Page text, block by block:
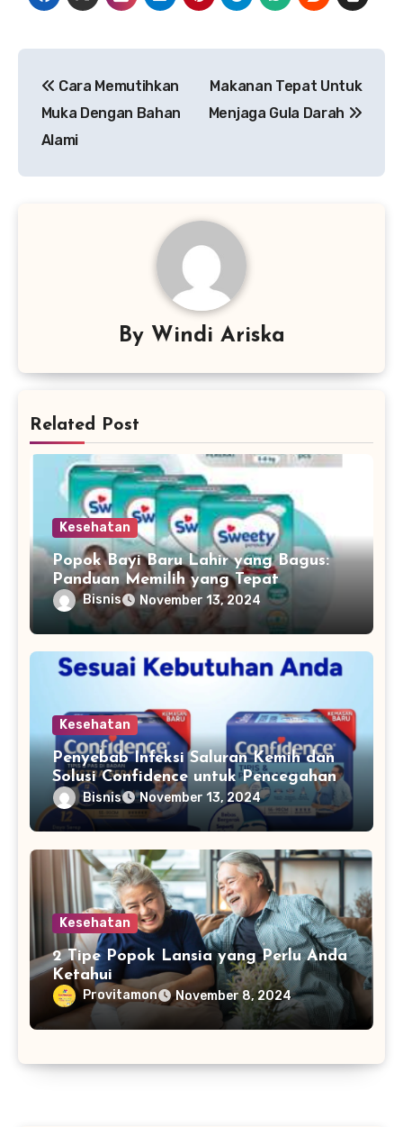
pos
Cara Memutihkan
Muka Dengan Bahan
Alami
Makanan Tepat Untuk
Menjaga Gula Darah
By Windi Ariska
Related Post
Kesehatan
Popok Bayi Baru Lahir yang Bagus:
Panduan Memilih yang Tepat
Bisnis November 13, 2024
Kesehatan
Penyebab Infeksi Saluran Kemih dan
Solusi Confidence untuk Pencegahan
Bisnis November 13, 2024
Kesehatan
2 Tipe Popok Lansia yang Perlu Anda
Ketahui
Provitamon November 8, 2024